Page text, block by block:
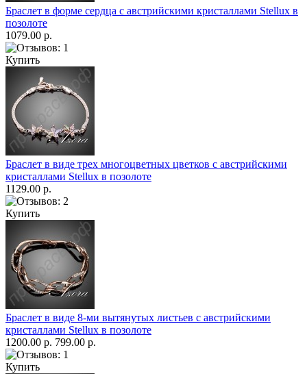
Браслет в форме сердца с австрийскими кристаллами Stellux в
позолоте
1079.00 р.
Купить
Браслет в виде трех многоцветных цветков с австрийскими
кристаллами Stellux в позолоте
1129.00 р.
Купить
Браслет в виде 8-ми вытянутых листьев с австрийскими
кристаллами Stellux в позолоте
1200.00 р. 799.00 р.
Купить